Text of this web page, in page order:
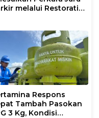
melalui Restorative
Respons
Tambah Pasokan
3 Kg, Kondisi